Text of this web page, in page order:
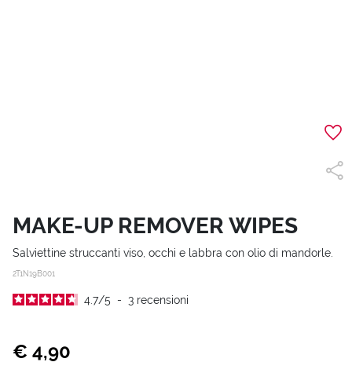
MAKE-UP REMOVER WIPES
Salviettine struccanti viso, occhi e labbra con olio di mandorle.
2T1N19B001
4.7/5 - 3 recensioni
€ 4,90